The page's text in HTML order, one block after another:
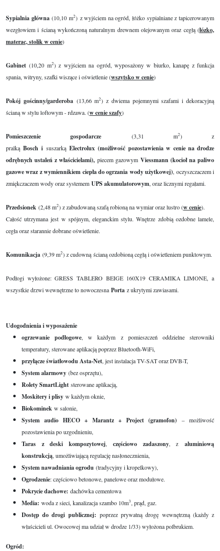
Sypialnia główna(10,10 m2) z wyjściem na ogród, łóżko sypialniane z tapicerowanym
wezgłowiem i ścianą wykończoną naturalnym drewnem olejowanym oraz cegłą (łózko,
materac, stolik w cenie)
Gabinet (10,20 m2) z wyjściem na ogród, wyposażony w biurko, kanapę z funkcja
spania, witryny, szafki wiszące i oświetlenie (wszytsko w cenie)
Pokój gościnny/garderoba(13,66 m2) z dwiema pojemnymi szafami i dekoracyjną
ścianą w stylu loftowym - rdzawa. (w cenie szafy)
Pomieszczenie gospodarcze (3,31 m2) z
pralkąBoschi suszarką Electrolux(możliwość pozostawienia w cenie na drodze
odrębnych ustaleń z właścicielami), piecem gazowym Viessmann (kocioł na paliwo
gazowe wraz z wymiennikiem ciepła do ogrzania wody użytkowej), oczyszczaczem i
zmiękczaczem wody oraz systemem UPS akumulatorowym, oraz licznymi regałami.
Przedsionek (2,48 m2) z zabudowaną szafą robioną na wymiar oraz lustro (w cenie).
Całość utrzymana jest w spójnym, eleganckim stylu. Wnętrze zdobią ozdobne lamele,
cegła oraz starannie dobrane oświetlenie.
Komunikacja (9,39 m2) z cudowną ścianą ozdobioną cegłą i oświetleniem punktowym.
Podłogi wyłożone: GRESS TABLERO BEIGE 160X19 CERAMIKA LIMONE, a
wszystkie drzwi wewnętrzne to nowoczesna Porta z ukrytymi zawiasami.
Udogodnienia i wyposażenie
ogrzewanie podłogowe, w każdym z pomieszczeń oddzielne sterowniki
temperatury, sterowane aplikacją poprzez Bluetooth-WiFi,
przyłącze światłowodu Asta-Net, jest instalacja TV-SAT oraz DVB-T,
System alarmowy (bez osprzętu),
Rolety SmartLight sterowane aplikacją,
Moskitery i plisy w każdym oknie,
Biokominek w salonie,
System audio HECO + Marantz + Project (gramofon) – możliwość
pozostawienia po uzgodnieniu,
Taras z deski kompozytowej,częściowo zadaszony, zaluminiową
konstrukcją, umożliwiającą regulację nasłonecznienia,
System nawadniania ogrodu (tradycyjny i kropelkowy),
Ogrodzenie: częściowo betonowe, panelowe oraz modułowe.
Pokrycie dachowe: dachówka cementowa
Media: woda z sieci, kanalizacja szambo 10m3, prąd, gaz.
Dostęp do drogi publicznej: poprzez prywatną drogę wewnętrzną (każdy z
właścicieli ul. Owocowej ma udział w drodze 1/33) wyłożona polbrukiem.
Ogród: